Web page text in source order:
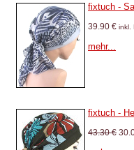
fixtuch -
39.90 € inkl.
mehr...
fixtuch -
43.30 €